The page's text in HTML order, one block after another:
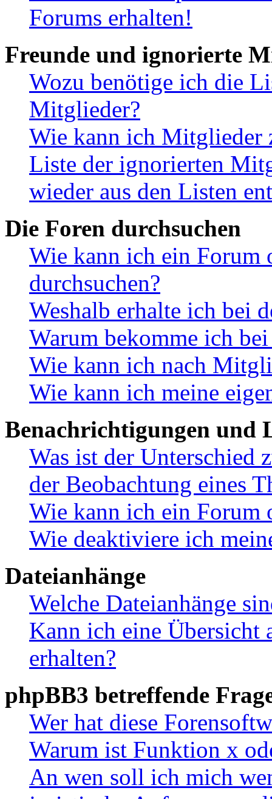
Forums erhalten!
Freunde und ignorierte
Wozu benötige ich die
Mitglieder?
Wie kann ich Mitglieder
Liste der ignorierten
wieder aus den Listen
Die Foren durchsuchen
Wie kann ich ein Forum
durchsuchen?
Weshalb erhalte ich bei
Warum bekomme ich
Wie kann ich nach
Wie kann ich meine
Benachrichtigungen und
Was ist der Unterschied
der Beobachtung eines
Wie kann ich ein Forum
Wie deaktiviere ich
Dateianhänge
Welche Dateianhänge
Kann ich eine Übersicht
erhalten?
phpBB3 betreffende
Wer hat diese
Warum ist Funktion x
An wen soll ich mich